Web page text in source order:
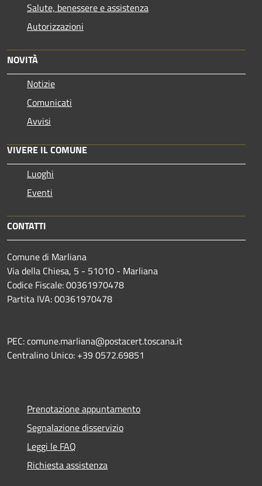
Salute, benessere e assistenza
Autorizzazioni
NOVITÀ
Notizie
Comunicati
Avvisi
VIVERE IL COMUNE
Luoghi
Eventi
CONTATTI
Comune di Marliana
Via della Chiesa, 5 - 51010 - Marliana
Codice Fiscale: 00361970478
Partita IVA: 00361970478
PEC: comune.marliana@postacert.toscana.it
Centralino Unico: +39 0572.69851
Prenotazione appuntamento
Segnalazione disservizio
Leggi le FAQ
Richiesta assistenza